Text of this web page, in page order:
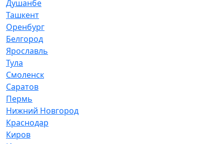
Душанбе
Ташкент
Оренбург
Белгород
Ярославль
Тула
Смоленск
Саратов
Пермь
Нижний Новгород
Краснодар
Киров